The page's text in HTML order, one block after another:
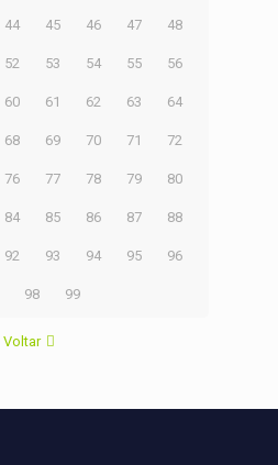
44 45 46 47 48
52 53 54 55 56
60 61 62 63 64
68 69 70 71 72
76 77 78 79 80
84 85 86 87 88
92 93 94 95 96
98 99
Voltar